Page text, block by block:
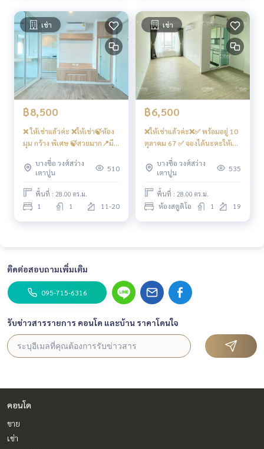
เช่า
฿8,500
❌ ให้เช่าแล้วค่ะ ❌ให้เช่า🍃ห้อง
มุม กว้าง พิเศษ 🍃สวยมาก📍มี
ซ่อน28 ❤️ค่าเช่า 8,500 บาท 💥
ตึก D ชั้น 15
บางซื่อ วงศ์สว่าง
เตาปูน
510
พื้นที่ : 28.00 ตร.ม.
1 1 11-20
เช่า
฿6,500
❌ให้เช่าแล้วค่ะ❌✅ พร้อมอยู่ 10
ตุลาคม 67 ✅ จองได้นะคะให้เช่า
โล่ง ราคาสุดคุ้ม ❄️แอร์ 2 ❄️
#คอนโดรีเจ้นท์โฮมบางซ่อน28
❤️ค่าเช่า 6,500 บาท
บางซื่อ วงศ์สว่าง
เตาปูน
535
พื้นที่ : 28.00 ตร.ม.
ห้องสตูดิโอ 1 19
ติดต่อสอบถามเพิ่มเติม
095-715-6316
รับข่าวสารรายการ คอนโด และบ้าน ราคาโดนใจ
คอนโด
ขาย
เช่า